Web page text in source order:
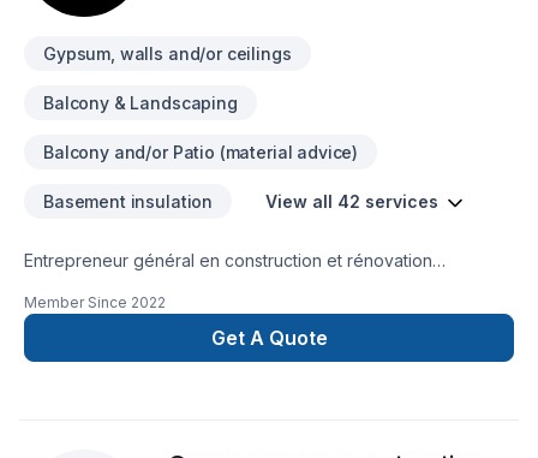
Gypsum, walls and/or ceilings
Balcony & Landscaping
Balcony and/or Patio (material advice)
Basement insulation View all 42 services
Entrepreneur général en construction et rénovation
rénovation de tout genre. Agrandissement, revêtement
extérieur, construction neuve, revêtement extérieur, toiture,
garage, patio et pergola, et bien plus encore.
Member Since 2022
Get A Quote